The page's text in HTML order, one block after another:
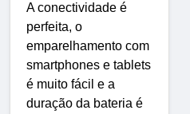
A conectividade é
perfeita, o
emparelhamento com
smartphones e tablets
é muito fácil e a
duração da bateria é